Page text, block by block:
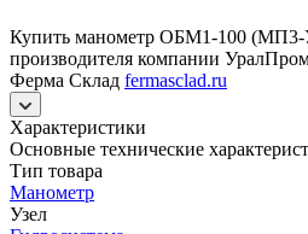
Купить манометр ОБМ1-100
производителя компании
Ферма Склад fermasclad.ru
Характеристики
Основные технические
Тип товара
Манометр
Узел